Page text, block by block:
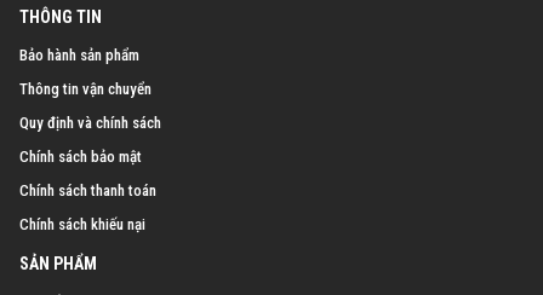
THÔNG TIN
Bảo hành sản phẩm
Thông tin vận chuyển
Quy định và chính sách
Chính sách bảo mật
Chính sách thanh toán
Chính sách khiếu nại
SẢN PHẨM